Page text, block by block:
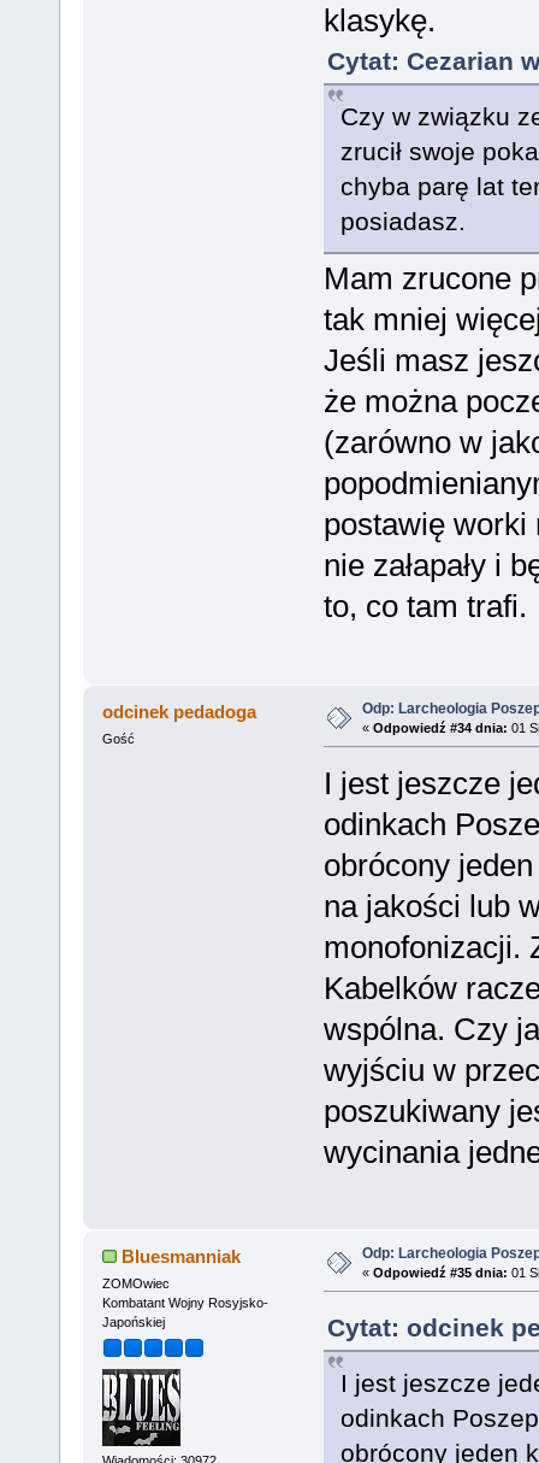
klasykę.
Cytat: Cezarian
Czy w związku
zrucił swoje
chyba parę lat
posiadasz.
Mam zrucone
tak mniej
Jeśli masz
że można
(zarówno w
postawię worki
nie załapały i
to, co tam trafi.
odcinek pedadoga
Gość
Odp: Larcheologia
« Odpowiedź #34 dnia: 01
I jest jeszcze
odinkach
obrócony
na jakości lub
monofonizacji.
Kabelków
wspólna. Czy
wyjściu w
poszukiwany
wycinania
Bluesmanniak
ZOMOwiec
Kombatant Wojny Rosyjsko-
Japońskiej
Odp: Larcheologia
« Odpowiedź #35 dnia: 01
Cytat: odcinek
I jest jeszcze
odinkach
obrócony jeden